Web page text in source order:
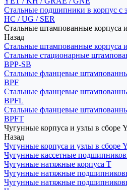
Стальные подшипники в корпус с
HC / UG / SER
Стальные штампованные корпуса
Назад
Стальные штампованные корпуса
Стальные стационарные
BPP-SB
Стальные фланцевые
BPF
Стальные фланцевые
BPFL
Стальные фланцевые
BPFT
Чугунные корпуса и узлы в сборе
Назад
Чугунные корпуса и узлы в сборе
Чугунные кассетные
Чугунные натяжные корпуса T
Чугунные натяжные
Чугунные натяжные